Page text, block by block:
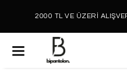
2000 TL VE ÜZERİ